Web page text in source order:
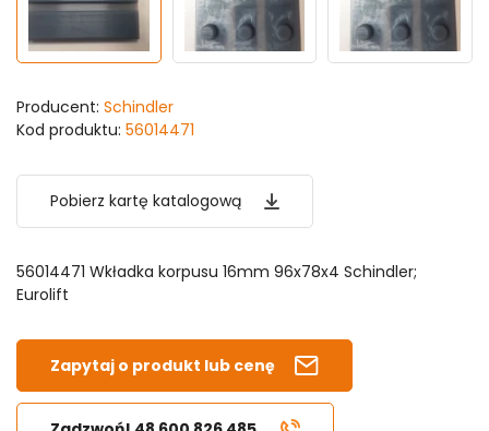
Producent: Schindler
Kod produktu: 56014471
Pobierz kartę katalogową
56014471 Wkładka korpusu 16mm 96x78x4 Schindler;
Eurolift
Zapytaj o produkt lub cenę